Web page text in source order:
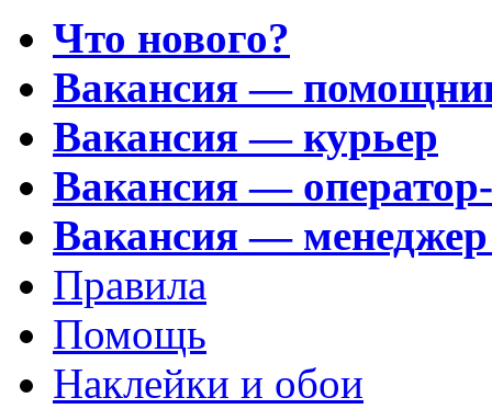
Что нового?
Вакансия —
Вакансия — курьер
Вакансия —
Вакансия —
Правила
Помощь
Наклейки и обои